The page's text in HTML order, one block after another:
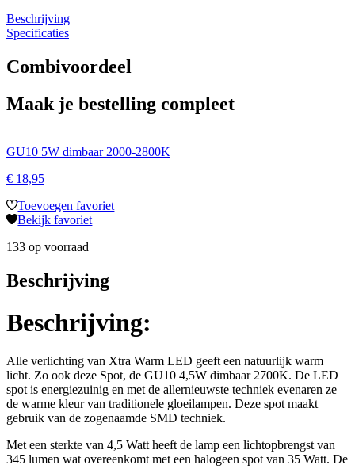
Beschrijving
Specificaties
Combivoordeel
Maak je bestelling compleet
GU10 5W dimbaar 2000-2800K
€ 18,95
Toevoegen favoriet
Bekijk favoriet
133 op voorraad
Beschrijving
Beschrijving:
Alle verlichting van Xtra Warm LED geeft een natuurlijk warm
licht. Zo ook deze Spot, de GU10 4,5W dimbaar 2700K. De LED
spot is energiezuinig en met de allernieuwste techniek evenaren ze
de warme kleur van traditionele gloeilampen. Deze spot maakt
gebruik van de zogenaamde SMD techniek.
Met een sterkte van 4,5 Watt heeft de lamp een lichtopbrengst van
345 lumen wat overeenkomt met een halogeen spot van 35 Watt. De